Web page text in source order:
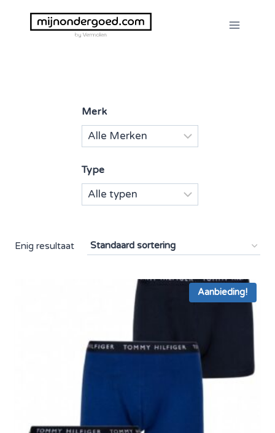
Enig resultaat
Aanbieding!
Merk
Type